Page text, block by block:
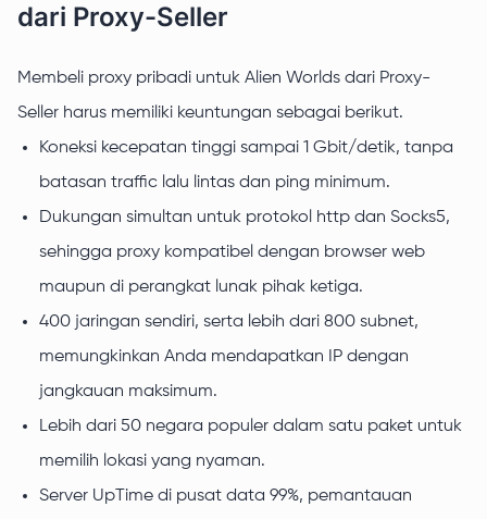
dari Proxy-Seller
Membeli proxy pribadi untuk Alien Worlds dari Proxy-
Seller harus memiliki keuntungan sebagai berikut.
Koneksi kecepatan tinggi sampai 1 Gbit/detik, tanpa
batasan traffic lalu lintas dan ping minimum.
Dukungan simultan untuk protokol http dan Socks5,
sehingga proxy kompatibel dengan browser web
maupun di perangkat lunak pihak ketiga.
400 jaringan sendiri, serta lebih dari 800 subnet,
memungkinkan Anda mendapatkan IP dengan
jangkauan maksimum.
Lebih dari 50 negara populer dalam satu paket untuk
memilih lokasi yang nyaman.
Server UpTime di pusat data 99%, pemantauan